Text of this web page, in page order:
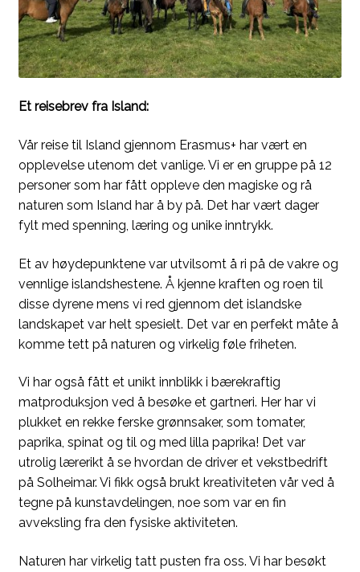
Et reisebrev fra Island:
Vår reise til Island gjennom Erasmus+ har vært en
opplevelse utenom det vanlige. Vi er en gruppe på 12
personer som har fått oppleve den magiske og rå
naturen som Island har å by på. Det har vært dager
fylt med spenning, læring og unike inntrykk.
Et av høydepunktene var utvilsomt å ri på de vakre og
vennlige islandshestene. Å kjenne kraften og roen til
disse dyrene mens vi red gjennom det islandske
landskapet var helt spesielt. Det var en perfekt måte å
komme tett på naturen og virkelig føle friheten.
Vi har også fått et unikt innblikk i bærekraftig
matproduksjon ved å besøke et gartneri. Her har vi
plukket en rekke ferske grønnsaker, som tomater,
paprika, spinat og til og med lilla paprika! Det var
utrolig lærerikt å se hvordan de driver et vekstbedrift
på Solheimar. Vi fikk også brukt kreativiteten vår ved å
tegne på kunstavdelingen, noe som var en fin
avveksling fra den fysiske aktiviteten.
Naturen har virkelig tatt pusten fra oss. Vi har besøkt